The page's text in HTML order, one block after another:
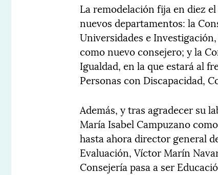
La remodelación fija en diez
nuevos departamentos: la
Universidades e
como nuevo consejero; y la
Igualdad, en la que estará al
Personas con Discapacidad,
Además, y tras agradecer su
María Isabel Campuzano
hasta ahora director general
Evaluación, Víctor Marín
Consejería pasa a ser